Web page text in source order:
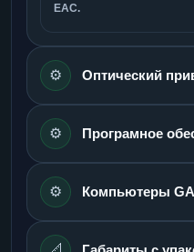
ЕАС.
⚙️ Оптический
⚙️ Програмное
⚙️ Компьютеры